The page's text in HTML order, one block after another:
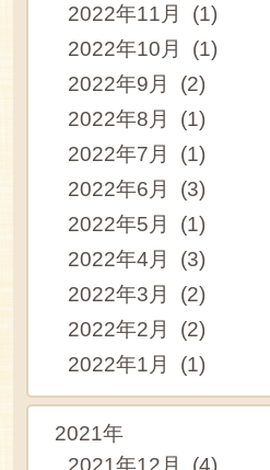
2022年11月 (1)
2022年10月 (1)
2022年9月 (2)
2022年8月 (1)
2022年7月 (1)
2022年6月 (3)
2022年5月 (1)
2022年4月 (3)
2022年3月 (2)
2022年2月 (2)
2022年1月 (1)
2021年